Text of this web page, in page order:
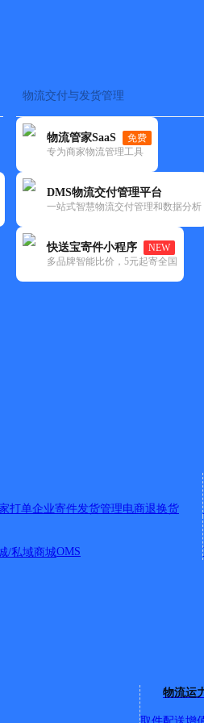
物流交付与发货管理
物流管家SaaS
免费
专为商家物流管理工具
DMS物流交付管理平台
一站式智慧物流交付管理和数据分析
快送宝寄件小程序
NEW
多品牌智能比价，5元起寄全国
打单企业寄件发货管理电商退换货
/私域商城OMS
物流运
左右）
C:长沙布村,长腰岭,长钟路 D:
工业区,花东镇北兴工业区,花
\港\兴\雅苑 S:四联村,水囗营工
号
院（601号）；圣贝口腔；香
大道中603号；七天酒店；水荫